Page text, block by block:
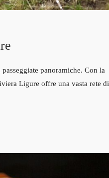
panoramiche. Con la
Ligure offre una vasta rete di